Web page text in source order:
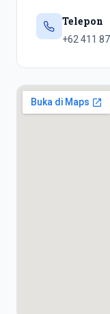
Telepon
+62 411